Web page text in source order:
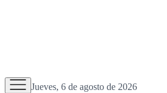
Jueves, 6 de agosto de 2026